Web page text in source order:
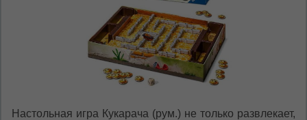
Настольная игра Кукарача (рум.) не только развлекает,